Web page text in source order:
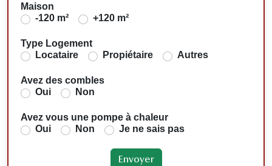
Maison
-120 m²
+120 m²
Type Logement
Locataire
Propiétaire Autres
Avez des combles
Oui
Non
Avez vous une pompe à chaleur
Oui
Non Je ne sais pas